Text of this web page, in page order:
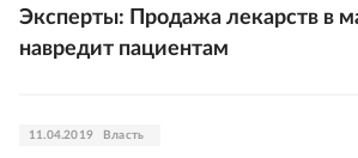
Эксперты: Продажа лекарств в
навредит пациентам
11.04.2019 Власть